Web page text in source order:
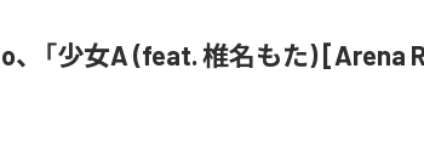
、「少女A (feat. 椎名もた) [Arena